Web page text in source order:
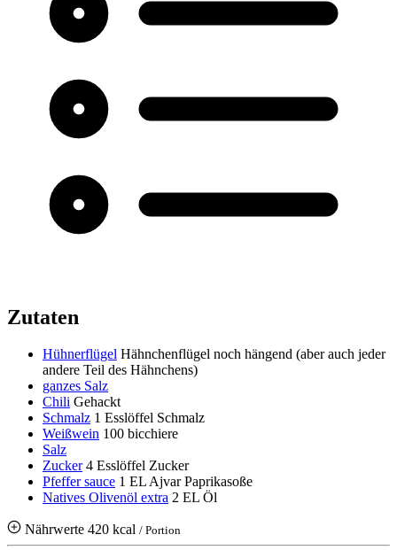
Zutaten
Hühnerflügel Hähnchenflügel noch hängend (aber auch jeder
andere Teil des Hähnchens)
ganzes Salz
Chili Gehackt
Schmalz 1 Esslöffel Schmalz
Weißwein 100 bicchiere
Salz
Zucker 4 Esslöffel Zucker
Pfeffer sauce 1 EL Ajvar Paprikasoße
Natives Olivenöl extra 2 EL Öl
Nährwerte 420 kcal / Portion